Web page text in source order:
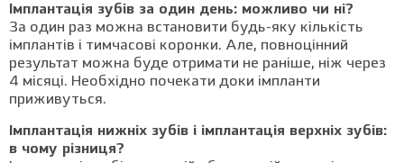
Імплантація зубів за один день: можливо чи ні?
За один раз можна встановити будь-яку кількість
імплантів і тимчасові коронки. Але, повноцінний
результат можна буде отримати не раніше, ніж через
4 місяці. Необхідно почекати доки імпланти
приживуться.
Імплантація нижніх зубів і імплантація верхніх зубів:
в чому різниця?